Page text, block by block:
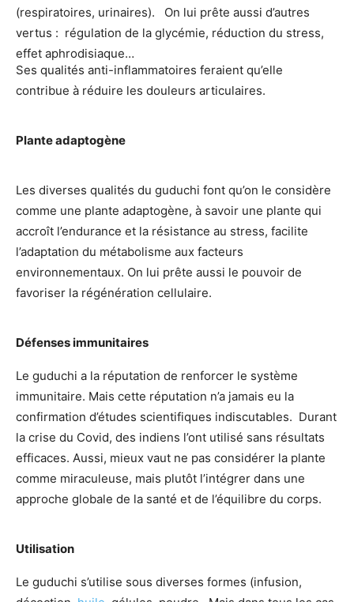
(respiratoires, urinaires). On lui prête aussi d’autres
vertus : régulation de la glycémie, réduction du stress,
effet aphrodisiaque…
Ses qualités anti-inflammatoires feraient qu’elle
contribue à réduire les douleurs articulaires.
Plante adaptogène
Les diverses qualités du guduchi font qu’on le considère
comme une plante adaptogène, à savoir une plante qui
accroît l’endurance et la résistance au stress, facilite
l’adaptation du métabolisme aux facteurs
environnementaux. On lui prête aussi le pouvoir de
favoriser la régénération cellulaire.
Défenses immunitaires
Le guduchi a la réputation de renforcer le système
immunitaire. Mais cette réputation n’a jamais eu la
confirmation d’études scientifiques indiscutables. Durant
la crise du Covid, des indiens l’ont utilisé sans résultats
efficaces. Aussi, mieux vaut ne pas considérer la plante
comme miraculeuse, mais plutôt l’intégrer dans une
approche globale de la santé et de l’équilibre du corps.
Utilisation
Le guduchi s’utilise sous diverses formes (infusion,